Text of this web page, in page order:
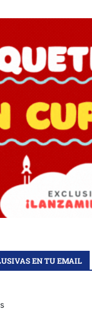
EN TU EMAIL